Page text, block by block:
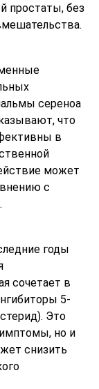
простаты, без
сереноа
что
в
может
с
годы
сочетает в
5-
Это
но и
снизить